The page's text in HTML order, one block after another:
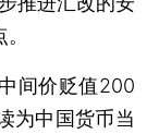
间价贬值200
为中国货币当